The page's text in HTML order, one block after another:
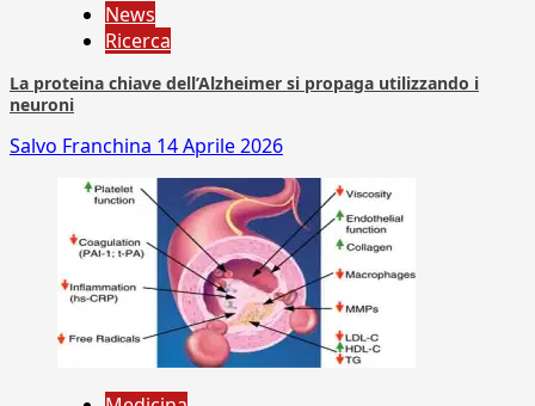
News
Ricerca
La proteina chiave dell’Alzheimer si propaga utilizzando i
neuroni
Salvo Franchina 14 Aprile 2026